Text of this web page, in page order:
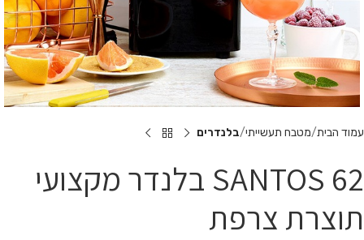
עמוד הבית מטבח תעשייתי בלנדרים
SANTOS 62 בלנדר מקצועי
תוצרת צרפת